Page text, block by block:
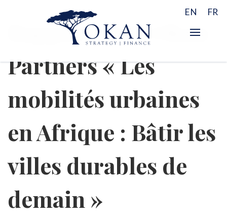
EN FR
Rapport ACF-Okan
Partners « Les
mobilités urbaines
en Afrique : Bâtir les
villes durables de
demain »